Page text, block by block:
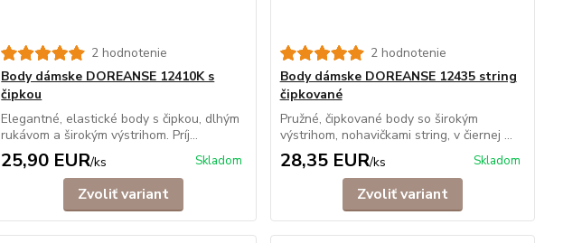
2 hodnotenie
Body dámske DOREANSE 12410K s
čipkou
Elegantné, elastické body s čipkou, dlhým
rukávom a širokým výstrihom. Príj...
25,90 EUR/ks Skladom
Zvoliť variant
2 hodnotenie
Body dámske DOREANSE 12435 string
čipkované
Pružné, čipkované body so širokým
výstrihom, nohavičkami string, v čiernej ...
28,35 EUR/ks Skladom
Zvoliť variant